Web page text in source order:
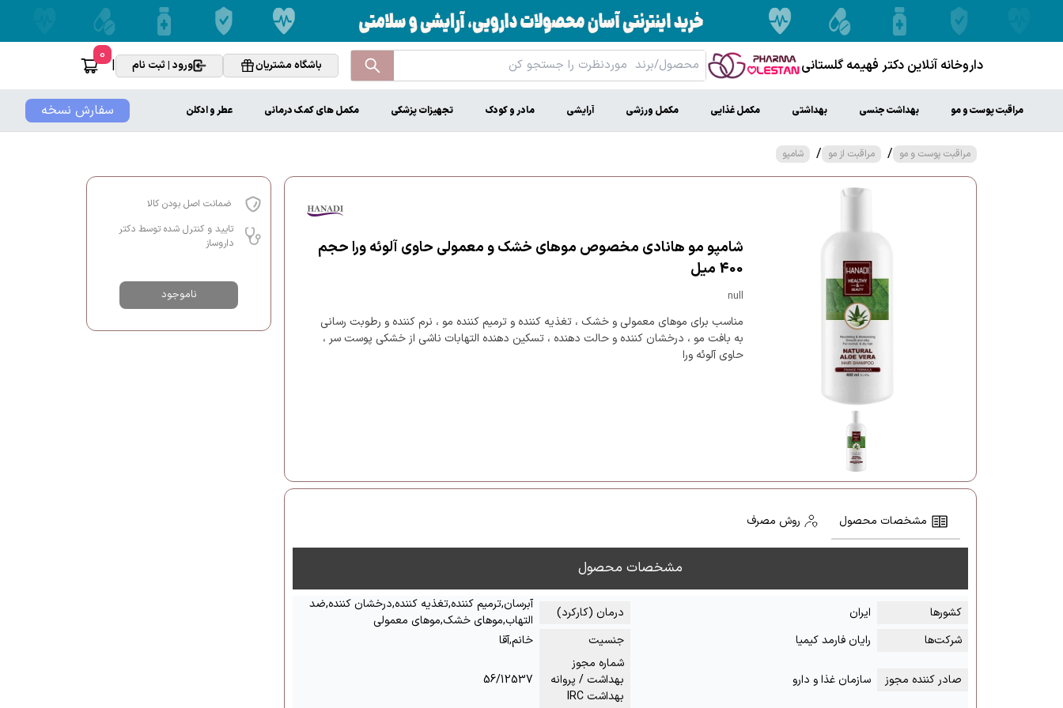
داروخانه آنلاین دکتر فهیمه گلستانی باشگاه مشتریان ورود | ثبت نام |
0
سفارش نسخه مراقبت پوست و مو بهداشت جنسی بهداشتی مکمل غذایی مکمل ورزشی آرایشی مادر و کودک تجهیزات پزشکی مکمل های کمک درمانی عطر و ادکلن
مراقبت پوست و مو / مراقبت از مو / شامپو
شامپو مو هانادی مخصوص موهای خشک و معمولی حاوی آلوئه ورا حجم
400 میل
null
مناسب برای موهای معمولی و خشک ، تغذیه کننده و ترمیم کننده مو ، نرم کننده و رطوبت رسانی
به بافت مو ، درخشان کننده و حالت دهنده ، تسکین دهنده التهابات ناشی از خشکی پوست سر ،
حاوی آلوئه ورا
مشخصات محصول روش مصرف
مشخصات محصول
کشور‌ها ایران درمان (کارکرد)
آبرسان,ترمیم کننده,تغذیه کننده,درخشان کننده,ضد
التهاب,موهای خشک,موهای معمولی
شرکت‌ها
رایان فارمد کیمیا جنسیت خانم,آقا
صادر کننده مجوز سازمان غذا و دارو
شماره مجوز
بهداشت / پروانه
بهداشت IRC
56/12537
ضمانت اصل بودن کالا
تایید و کنترل شده توسط دکتر
داروساز
ناموجود